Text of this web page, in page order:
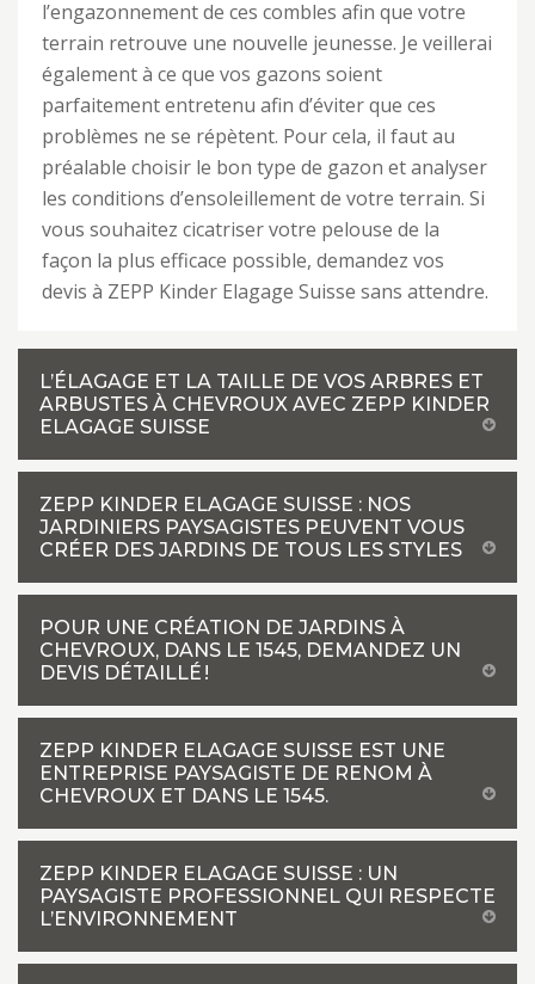
l’engazonnement de ces combles afin que votre
terrain retrouve une nouvelle jeunesse. Je veillerai
également à ce que vos gazons soient
parfaitement entretenu afin d’éviter que ces
problèmes ne se répètent. Pour cela, il faut au
préalable choisir le bon type de gazon et analyser
les conditions d’ensoleillement de votre terrain. Si
vous souhaitez cicatriser votre pelouse de la
façon la plus efficace possible, demandez vos
devis à ZEPP Kinder Elagage Suisse sans attendre.
L’ÉLAGAGE ET LA TAILLE DE VOS ARBRES ET
ARBUSTES À CHEVROUX AVEC ZEPP KINDER
ELAGAGE SUISSE
ZEPP KINDER ELAGAGE SUISSE : NOS
JARDINIERS PAYSAGISTES PEUVENT VOUS
CRÉER DES JARDINS DE TOUS LES STYLES
POUR UNE CRÉATION DE JARDINS À
CHEVROUX, DANS LE 1545, DEMANDEZ UN
DEVIS DÉTAILLÉ !
ZEPP KINDER ELAGAGE SUISSE EST UNE
ENTREPRISE PAYSAGISTE DE RENOM À
CHEVROUX ET DANS LE 1545.
ZEPP KINDER ELAGAGE SUISSE : UN
PAYSAGISTE PROFESSIONNEL QUI RESPECTE
L’ENVIRONNEMENT